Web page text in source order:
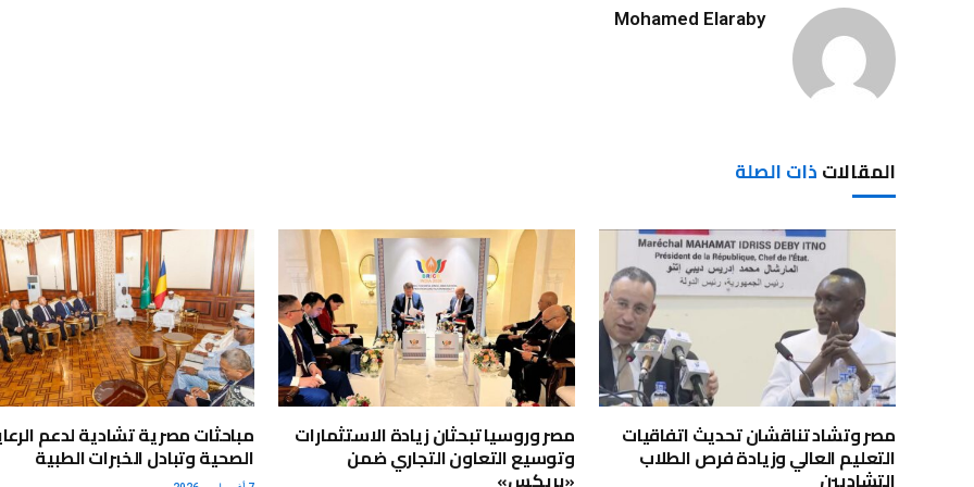
Mohamed Elaraby
المقالاتذات الصلة
مصر وتشاد تناقشان تحديث اتفاقيات
التعليم العالي وزيادة فرص الطلاب
التشاديين
مصر وروسيا تبحثان زيادة الاستثمارات
وتوسيع التعاون التجاري ضمن
«بريكس»
مباحثات مصرية تشادية لدعم
الصحية وتبادل الخبرات الطبية